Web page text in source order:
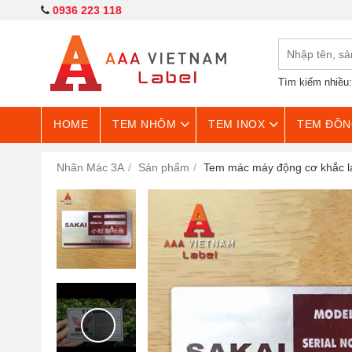
0936 223 118
Tìm kiếm
HOME TEM NHÔM TEM INOX TEM
Nhãn Mác 3A Sản phẩm Tem mác máy động cơ khắc